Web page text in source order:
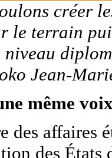
créer
le terrain
Jean-
même voix
des affaires
des